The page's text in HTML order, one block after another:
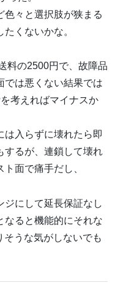
色々と選択肢が狭まる
くないかな。
料の2500円で、故障品
では悪くない結果では
考えればマイナスか
は入らずに壊れたら即
するが、連鎖して壊れ
面で痛手だし、
ジにして延長保証なし
なると機能的にそれな
そうな気がしないでも